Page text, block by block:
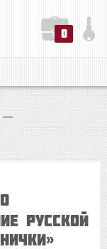
0
РУССКОЙ